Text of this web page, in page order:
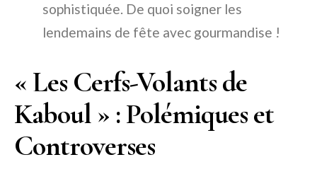
sophistiquée. De quoi soigner les
lendemains de fête avec gourmandise !
« Les Cerfs-Volants de
Kaboul » : Polémiques et
Controverses